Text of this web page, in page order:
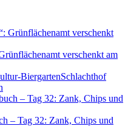
verschenkt am
Schlachthof
– Tag 32: Zank, Chips und